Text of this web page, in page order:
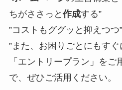
ちがささっと 作成する”
”コストもググッと抑えつつ”
”また、お困りごとにもすぐ
「エントリープラン」を
で、ぜひご活用ください。